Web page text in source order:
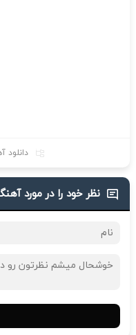
دانلود
نظر خود را در مورد